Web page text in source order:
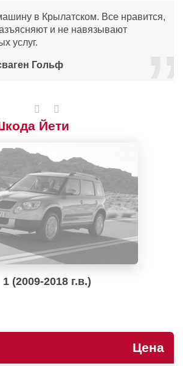
в Крылатском. Все нравится,
и не навязывают
услуг.
Гольф
Йети
1 (2009-2018 г.в.)
Цена